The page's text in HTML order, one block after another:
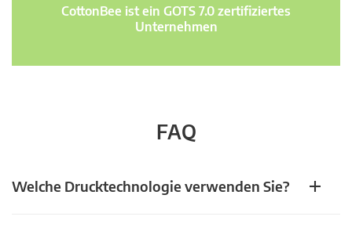
CottonBee ist ein GOTS 7.0 zertifiziertes
Unternehmen
FAQ
Welche Drucktechnologie verwenden Sie?